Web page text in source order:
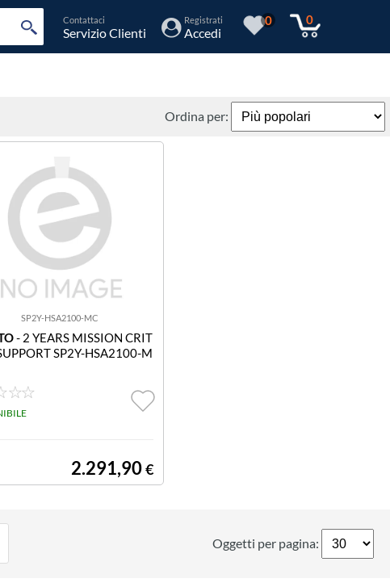
Contattaci
Servizio Clienti
Registrati
Accedi
0 0
Ordina per:
SP2Y-HSA2100-MC
- 2 YEARS MISSION CRIT
SP2Y-HSA2100-M
2.291,90€
Oggetti per pagina: